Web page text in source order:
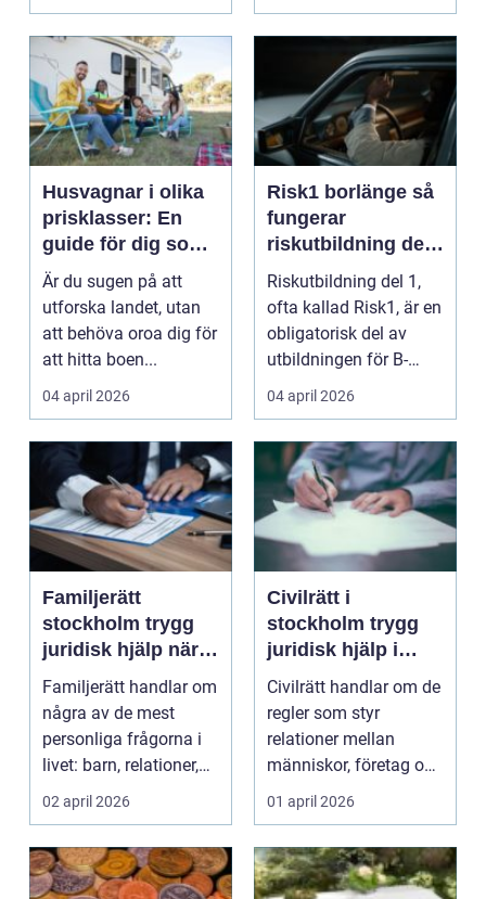
Husvagnar i olika
prisklasser: En
guide för dig som
söker mobilt
boende
Är du sugen på att
utforska landet, utan
att behöva oroa dig för
att hitta boen...
04 april 2026
Risk1 borlänge så
fungerar
riskutbildning del
1 för b-körkort
Riskutbildning del 1,
ofta kallad Risk1, är en
obligatorisk del av
utbildningen för B-
körkort. Syfte...
04 april 2026
Familjerätt
stockholm trygg
juridisk hjälp när
livet förändras
Familjerätt handlar om
några av de mest
personliga frågorna i
livet: barn, relationer,
bostad och ek...
02 april 2026
Civilrätt i
stockholm trygg
juridisk hjälp i
vardagens
viktigaste frågor
Civilrätt handlar om de
regler som styr
relationer mellan
människor, företag och
organisationer. I S...
01 april 2026